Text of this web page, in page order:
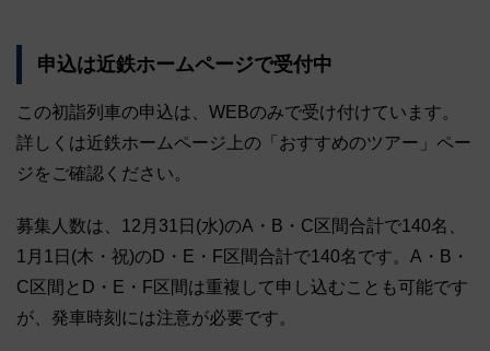
申込は近鉄ホームページで受付中
この初詣列車の申込は、WEBのみで受け付けています。
詳しくは近鉄ホームページ上の「おすすめのツアー」ペー
ジをご確認ください。
募集人数は、12月31日(水)のA・B・C区間合計で140名、
1月1日(木・祝)のD・E・F区間合計で140名です。A・B・
C区間とD・E・F区間は重複して申し込むことも可能です
が、発車時刻には注意が必要です。